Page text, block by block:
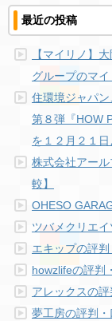
最近の投稿
【マイリノ】
グループのマイ
住環境ジャパ
第８弾『HOW
を１２月２１
株式会社アー
較】
OHESO
ツバメクリエ
エキップの評判
howzlifeの評判
アレックスの評
夢工房の評判・